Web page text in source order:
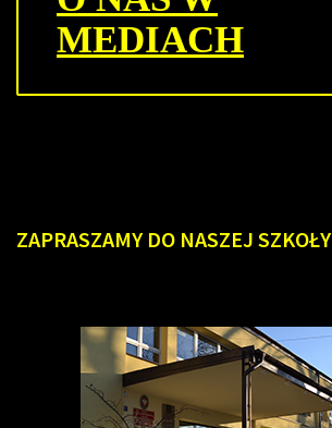
MEDIACH
ZAPRASZAMY DO NASZEJ SZKOŁY